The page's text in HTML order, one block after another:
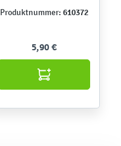
Produktnummer: 610372
5,90 €